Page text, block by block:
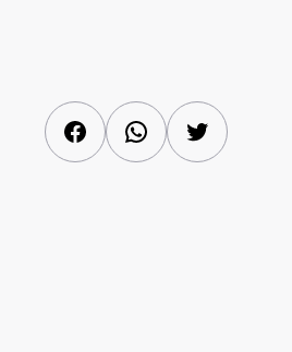
FacebookWhatsAppTwitter